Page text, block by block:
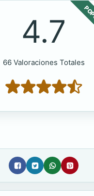
4.7
66 Valoraciones Totales